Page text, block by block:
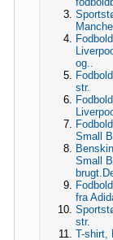
og..
str.
Small
Small
fra
str.
T-shirt,